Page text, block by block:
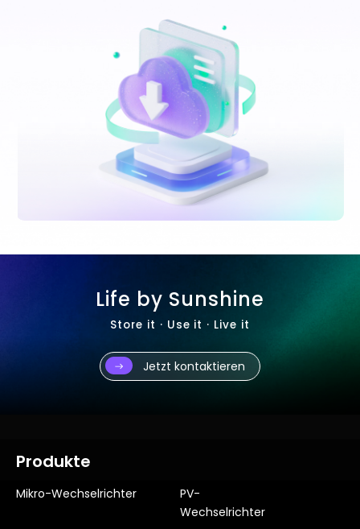
Life by Sunshine
Store it · Use it · Live it
Jetzt kontaktieren
Produkte
Mikro-Wechselrichter
PV-
Wechselrichter